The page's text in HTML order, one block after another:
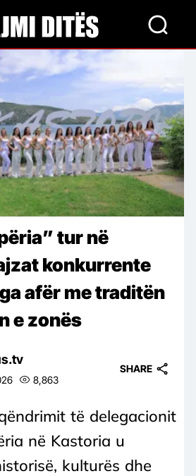
tur në
konkurrente
afër me traditën
e zonës
8,863
SHARE
të delegacionit
në Kastoria u
kulturës dhe